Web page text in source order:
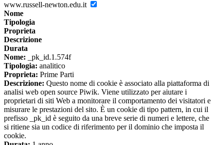
www.russell-newton.edu.it
Nome
Tipologia
Proprieta
Descrizione
Durata
Nome: _pk_id.1.574f
Tipologia: analitico
Proprieta: Prime Parti
Descrizione: Questo nome di cookie è associato alla piattaforma di
analisi web open source Piwik. Viene utilizzato per aiutare i
proprietari di siti Web a monitorare il comportamento dei visitatori e
misurare le prestazioni del sito. È un cookie di tipo pattern, in cui il
prefisso _pk_id è seguito da una breve serie di numeri e lettere, che
si ritiene sia un codice di riferimento per il dominio che imposta il
cookie.